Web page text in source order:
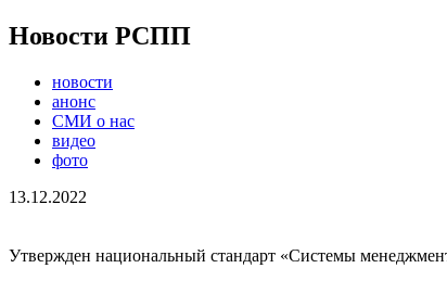
Новости РСПП
новости
анонс
СМИ о нас
видео
фото
13.12.2022
Утвержден национальный стандарт «Системы